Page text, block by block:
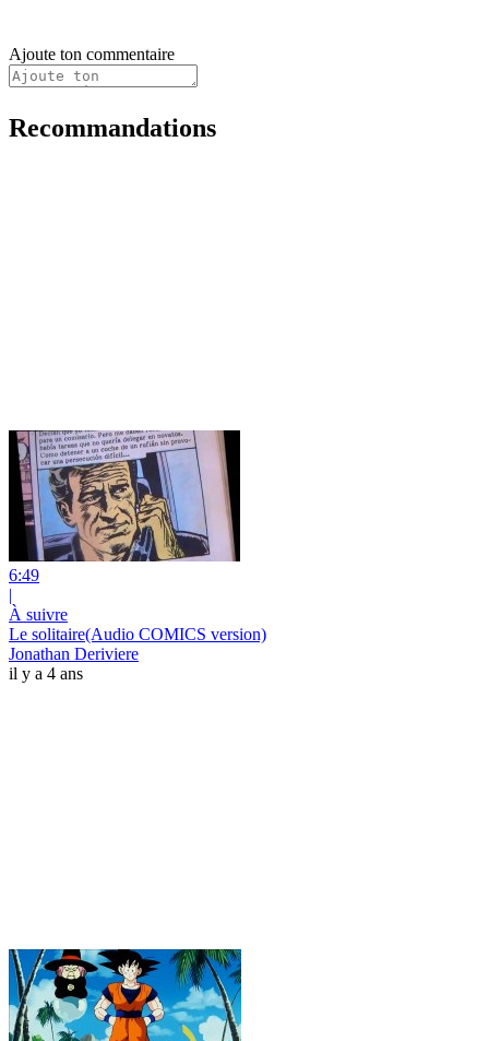
Ajoute ton commentaire
Recommandations
6:49
|
À suivre
Le solitaire(Audio COMICS version)
Jonathan Deriviere
il y a 4 ans